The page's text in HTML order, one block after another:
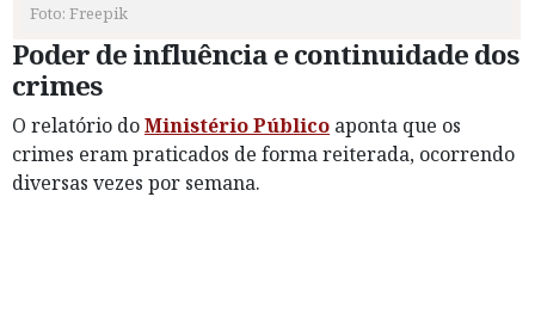
Foto: Freepik
Poder de influência e continuidade dos
crimes
O relatório doMinistério Público aponta que os
crimes eram praticados de forma reiterada, ocorrendo
diversas vezes por semana.